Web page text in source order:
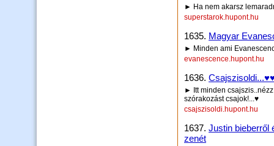
► Ha nem akarsz
superstarok.hupont.hu
1635. Magyar
► Minden ami
evanescence.hupont.hu
1636.
► Itt minden
szórakozást csajok!...♥
csajszisoldi.hupont.hu
1637. Justin bieberről
zenét